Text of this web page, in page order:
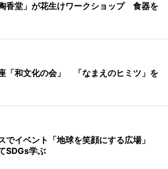
香堂」が花生けワークショップ 食器を
「和文化の会」 「なまえのヒミツ」を
でイベント「地球を笑顔にする広場」
SDGs学ぶ